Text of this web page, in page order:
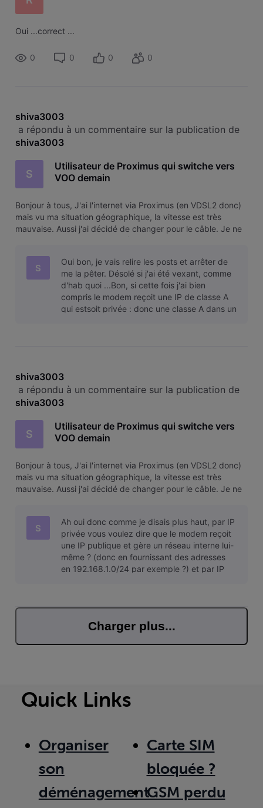
Oui ...correct ...
0 0 0 0
shiva3003
a répondu à un commentaire sur la publication de
shiva3003
S
Utilisateur de Proximus qui switche vers
VOO demain
Bonjour à tous, J'ai l'internet via Proximus (en VDSL2 donc)
mais vu ma situation géographique, la vitesse est très
mauvaise. Aussi j'ai décidé de changer pour le câble. Je ne
suis pas intéressé par la télé (VOO Corder etc.), juste par
InternS
Oui bon, je vais relire les posts et arrêter de
me la pêter. Désolé si j'ai été vexant, comme
d'hab quoi ...Bon, si cette fois j'ai bien
compris le modem reçoit une IP de classe A
qui estsoit privée : donc une classe A dans un
shiva3003
a répondu à un commentaire sur la publication de
shiva3003
S
Utilisateur de Proximus qui switche vers
VOO demain
Bonjour à tous, J'ai l'internet via Proximus (en VDSL2 donc)
mais vu ma situation géographique, la vitesse est très
mauvaise. Aussi j'ai décidé de changer pour le câble. Je ne
suis pas intéressé par la télé (VOO Corder etc.), juste par
InternS
Ah oui donc comme je disais plus haut, par IP
privée vous voulez dire que le modem reçoit
une IP publique et gère un réseau interne lui-
même ? (donc en fournissant des adresses
en 192.168.1.0/24 par exemple ?) et par IP
Charger plus...
Quick Links
Organiser
son
déménagement
Carte SIM
bloquée ?
GSM perdu